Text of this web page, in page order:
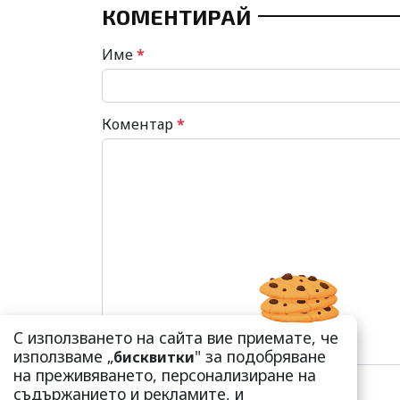
КОМЕНТИРАЙ
Име*
Коментар*
С използването на сайта вие приемате, че
използваме „бисквитки" за подобряване
на преживяването, персонализиране на
съдържанието и рекламите, и